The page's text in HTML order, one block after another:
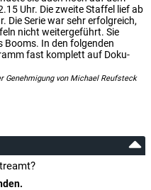
Uhr. Die zweite Staffel lief ab
Die Serie war sehr erfolgreich,
nicht weitergeführt. Sie
Booms. In den folgenden
fast komplett auf Doku-
Genehmigung von Michael Reufsteck